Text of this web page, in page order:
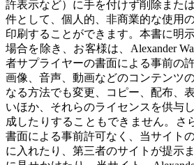
許表示など）に手を付けず削除また
件として、個人的、非商業的な使用
印刷することができます。本書に明
場合を除き、お客様は、Alexander
者サプライヤーの書面による事前の
画像、音声、動画などのコンテンツ
なる方法でも変更、コピー、配布、
いほか、それらのライセンスを供与
成したりすることもできません。さ
書面による事前許可なく、当サイト
に入れたり、第三者のサイトが提示